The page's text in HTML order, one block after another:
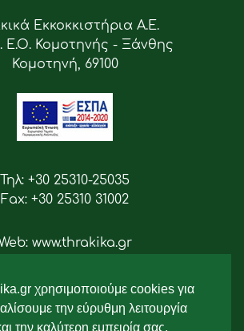
χρησιμοποιούμε cookies για
την εύρυθμη λειτουργία
την καλύτερη εμπειρία σας.
Εκκοκκιστήρια Α.Ε.
Ε.Ο. Κομοτηνής - Ξάνθης
Κομοτηνή, 69100
Τηλ: +30 25310-25035
Fax: +30 25310 31002
www.thrakika.gr
Ακολουθήστε μας